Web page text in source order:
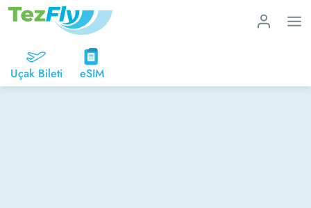
Uçak Bileti eSIM